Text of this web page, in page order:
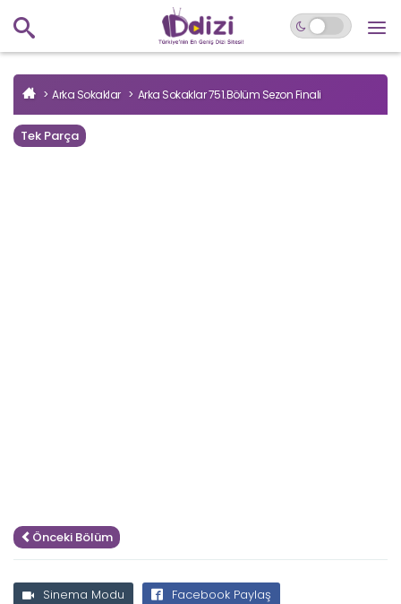
Arka Sokaklar Arka Sokaklar 751.Bölüm Sezon Finali
Tek Parça
Önceki Bölüm
Sinema Modu Facebook Paylaş